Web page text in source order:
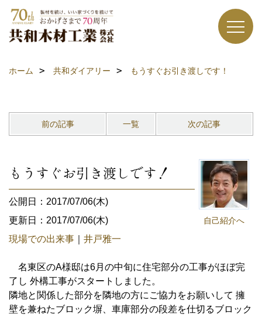
ホーム 共和ダイアリー もうすぐお引き渡しです！
前の記事 一覧 次の記事
自己紹介へ
もうすぐお引き渡しです！
公開日：2017/07/06(木)
更新日：2017/07/06(木)
現場での出来事
井戸雅一
名東区のA様邸は6月の中旬に住宅部分の工事がほぼ完
了し 外構工事がスタートしました。
隣地と関係した部分を隣地の方にご協力をお願いして 擁
壁を兼ねたブロック塀、車庫部分の段差を仕切るブロック